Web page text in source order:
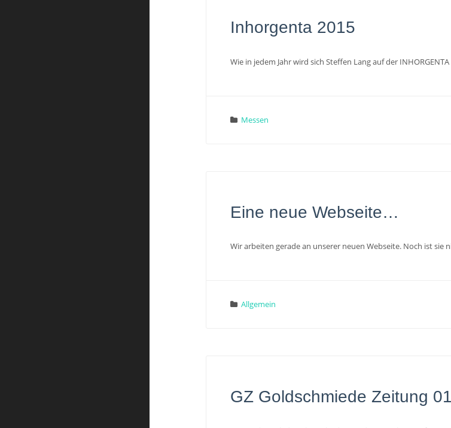
Inhorgenta 2015
Wie in jedem Jahr wird sich Steffen Lang auf der
Messen
Eine neue Webseite…
Wir arbeiten gerade an unserer neuen Webseite. Noch ist
Allgemein
GZ Goldschmiede Zeitung